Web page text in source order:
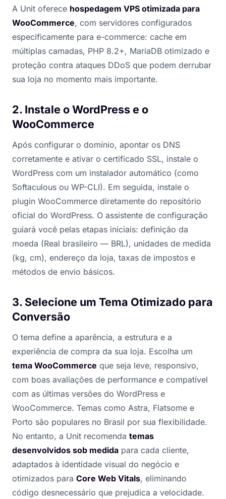
A Unit oferece hospedagem VPS otimizada para
WooCommerce, com servidores configurados
especificamente para e-commerce: cache em
múltiplas camadas, PHP 8.2+, MariaDB otimizado e
proteção contra ataques DDoS que podem derrubar
sua loja no momento mais importante.
2. Instale o WordPress e o
WooCommerce
Após configurar o domínio, apontar os DNS
corretamente e ativar o certificado SSL, instale o
WordPress com um instalador automático (como
Softaculous ou WP-CLI). Em seguida, instale o
plugin WooCommerce diretamente do repositório
oficial do WordPress. O assistente de configuração
guiará você pelas etapas iniciais: definição da
moeda (Real brasileiro — BRL), unidades de medida
(kg, cm), endereço da loja, taxas de impostos e
métodos de envio básicos.
3. Selecione um Tema Otimizado para
Conversão
O tema define a aparência, a estrutura e a
experiência de compra da sua loja. Escolha um
tema WooCommerce que seja leve, responsivo,
com boas avaliações de performance e compatível
com as últimas versões do WordPress e
WooCommerce. Temas como Astra, Flatsome e
Porto são populares no Brasil por sua flexibilidade.
No entanto, a Unit recomenda temas
desenvolvidos sob medida para cada cliente,
adaptados à identidade visual do negócio e
otimizados para Core Web Vitals, eliminando
código desnecessário que prejudica a velocidade.